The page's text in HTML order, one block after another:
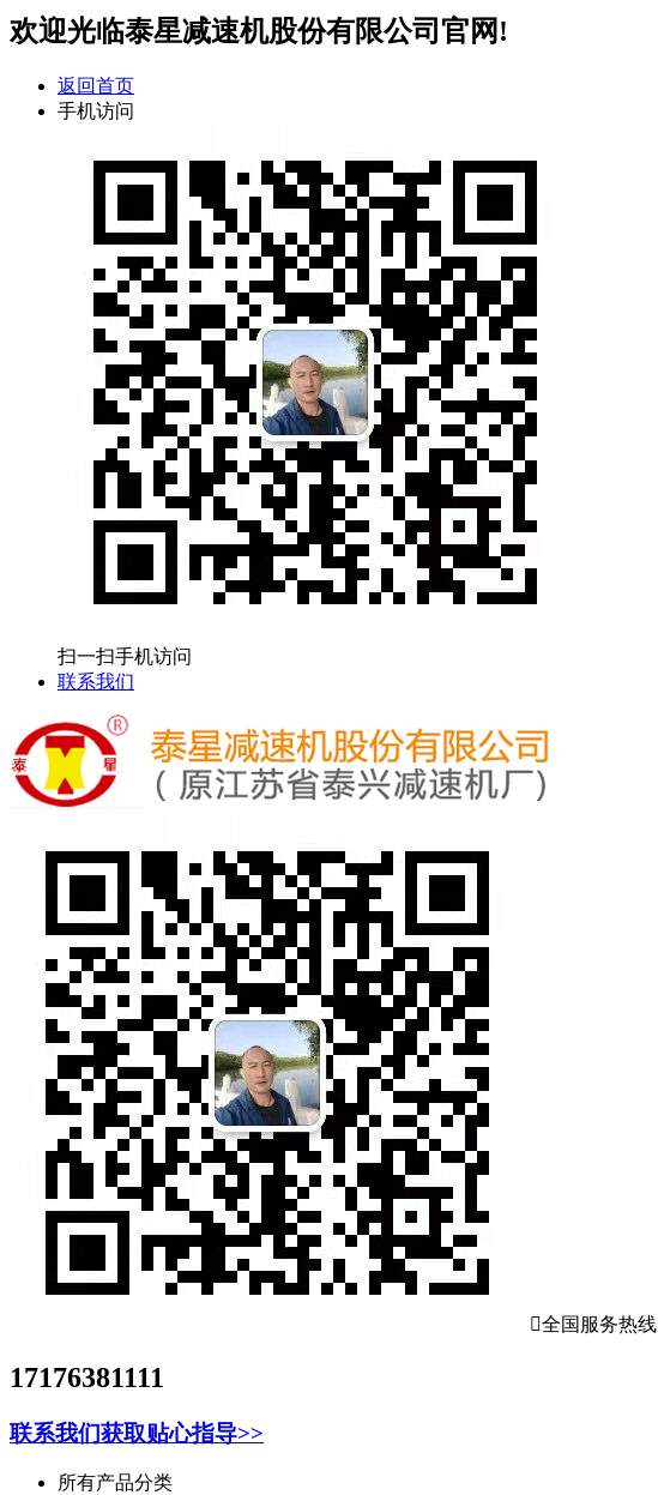
欢迎光临泰星减速机股份有限公司官网!
返回首页
手机访问
扫一扫手机访问
联系我们
全国服务热线
17176381111
联系我们获取贴心指导>>
所有产品分类